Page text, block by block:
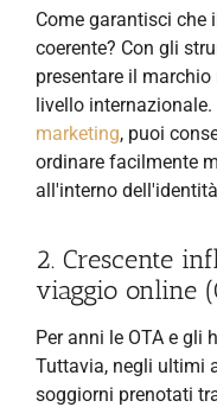
Come garantisci che
coerente? Con gli
presentare il
livello internazionale.
marketing, puoi
ordinare facilmente
all'interno
2. Crescente
viaggio online
Per anni le OTA e gli
Tuttavia, negli ultimi
soggiorni prenotati